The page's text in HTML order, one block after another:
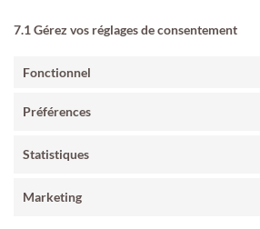
7.1 Gérez vos réglages de consentement
Fonctionnel
Préférences
Statistiques
Marketing